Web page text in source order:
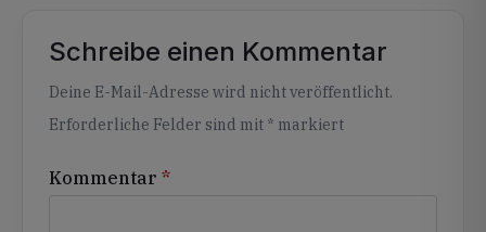
Schreibe einen Kommentar
Deine E-Mail-Adresse wird nicht veröffentlicht.
Erforderliche Felder sind mit * markiert
Kommentar *
Alternative: